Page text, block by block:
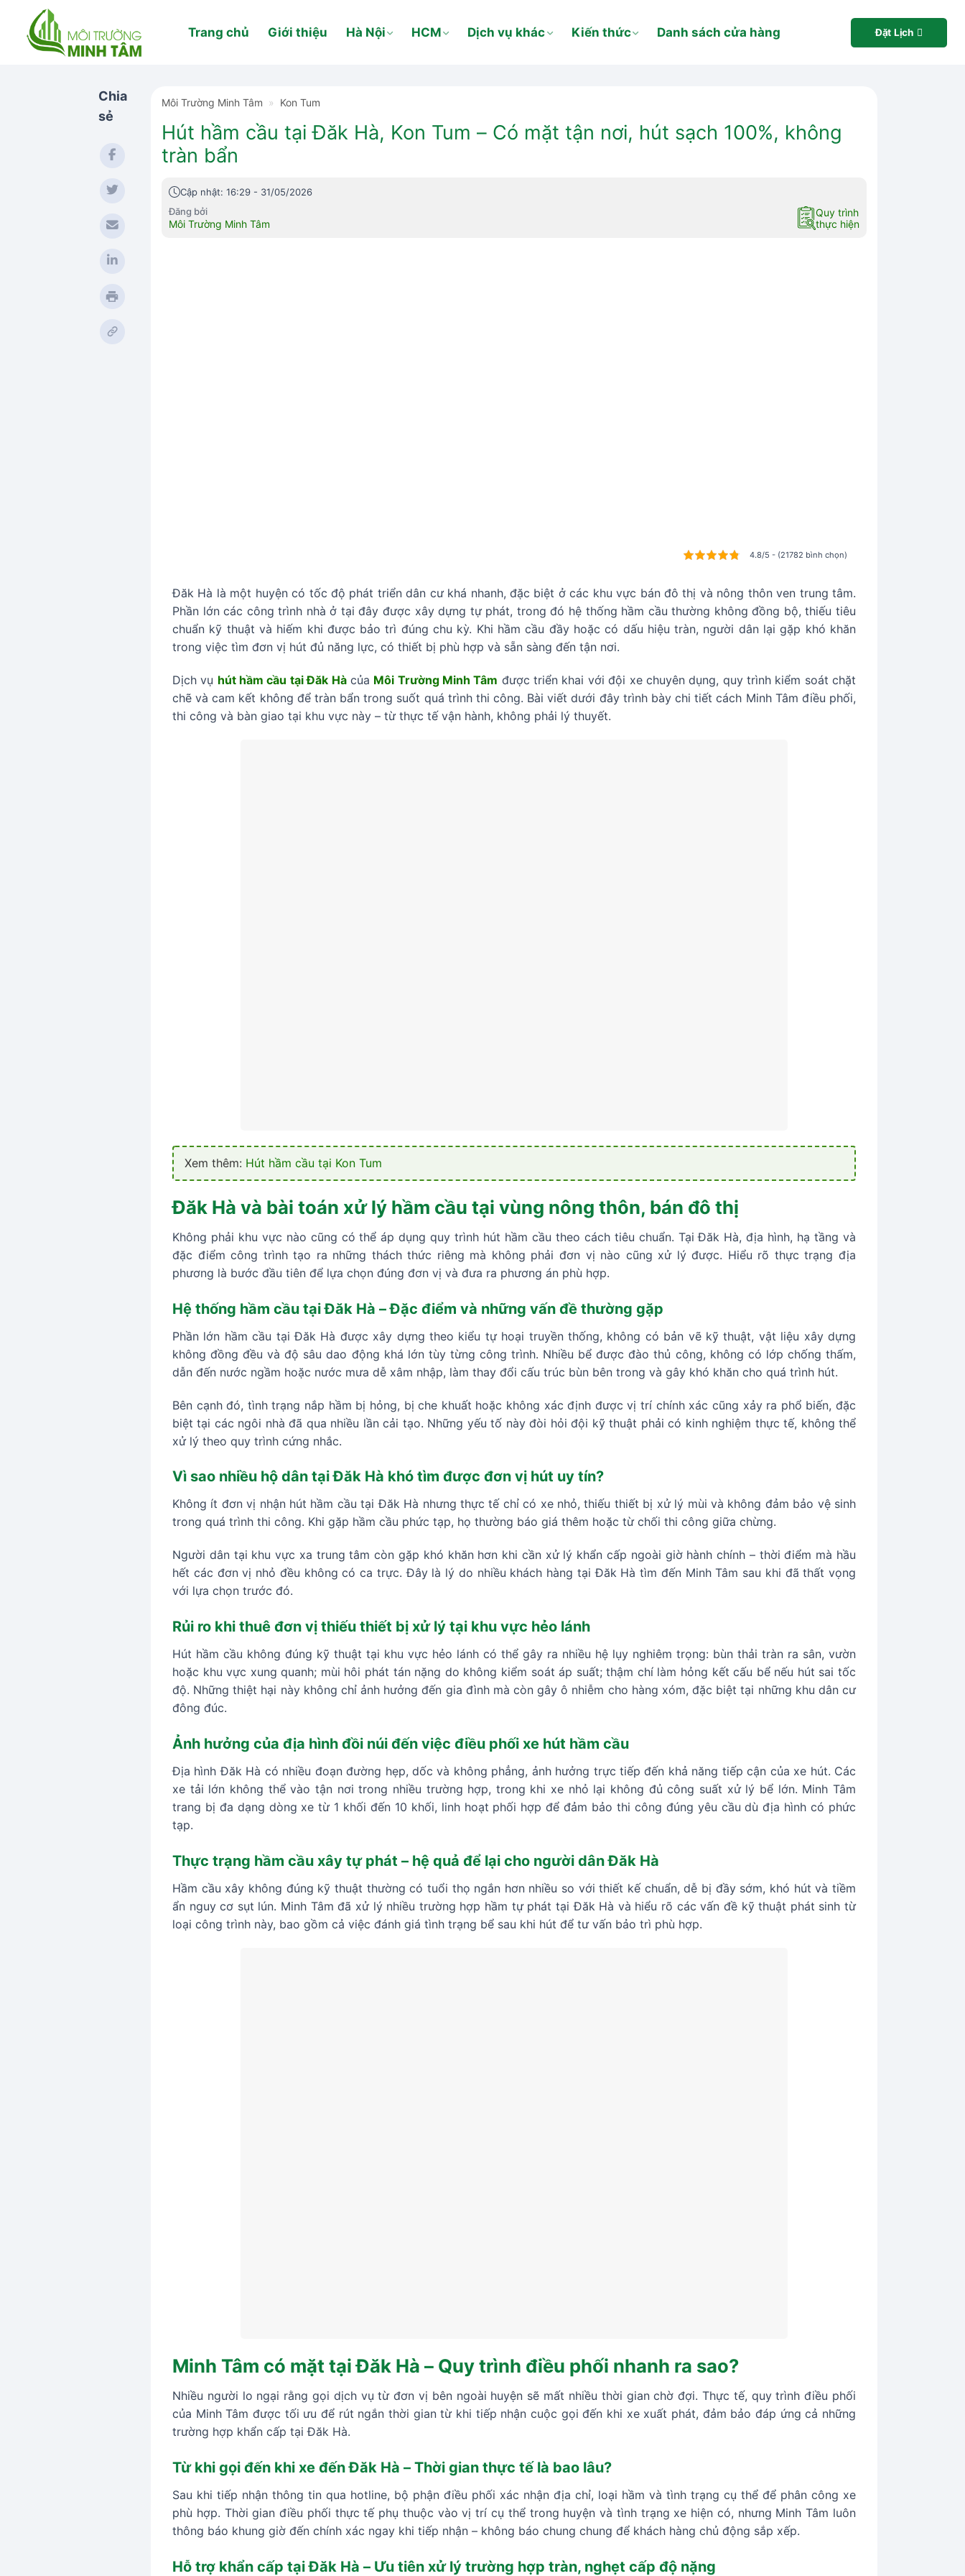
content
Trang chủ Giới thiệu Hà Nội HCM Dịch vụ khác Kiến thức Danh sách cửa hàng Đặt Lịch
Chia
sẻ
Môi Trường Minh Tâm » Kon Tum
Hút hầm cầu tại Đăk Hà, Kon Tum – Có mặt tận nơi, hút sạch 100%, không
tràn bẩn
Cập nhật: 16:29 - 31/05/2026
Đăng bởi
Môi Trường Minh Tâm
Quy trình
thực hiện
4.8/5 - (21782 bình chọn)
Đăk Hà là một huyện có tốc độ phát triển dân cư khá nhanh, đặc biệt ở các khu vực bán đô thị và nông thôn ven trung tâm.
Phần lớn các công trình nhà ở tại đây được xây dựng tự phát, trong đó hệ thống hầm cầu thường không đồng bộ, thiếu tiêu
chuẩn kỹ thuật và hiếm khi được bảo trì đúng chu kỳ. Khi hầm cầu đầy hoặc có dấu hiệu tràn, người dân lại gặp khó khăn
trong việc tìm đơn vị hút đủ năng lực, có thiết bị phù hợp và sẵn sàng đến tận nơi.
Dịch vụ hút hầm cầu tại Đăk Hàcủa Môi Trường Minh Tâm được triển khai với đội xe chuyên dụng, quy trình kiểm soát chặt
chẽ và cam kết không để tràn bẩn trong suốt quá trình thi công. Bài viết dưới đây trình bày chi tiết cách Minh Tâm điều phối,
thi công và bàn giao tại khu vực này – từ thực tế vận hành, không phải lý thuyết.
Xem thêm: Hút hầm cầu tại Kon Tum
Đăk Hà và bài toán xử lý hầm cầu tại vùng nông thôn, bán đô thị
Không phải khu vực nào cũng có thể áp dụng quy trình hút hầm cầu theo cách tiêu chuẩn. Tại Đăk Hà, địa hình, hạ tầng và
đặc điểm công trình tạo ra những thách thức riêng mà không phải đơn vị nào cũng xử lý được. Hiểu rõ thực trạng địa
phương là bước đầu tiên để lựa chọn đúng đơn vị và đưa ra phương án phù hợp.
Hệ thống hầm cầu tại Đăk Hà – Đặc điểm và những vấn đề thường gặp
Phần lớn hầm cầu tại Đăk Hà được xây dựng theo kiểu tự hoại truyền thống, không có bản vẽ kỹ thuật, vật liệu xây dựng
không đồng đều và độ sâu dao động khá lớn tùy từng công trình. Nhiều bể được đào thủ công, không có lớp chống thấm,
dẫn đến nước ngầm hoặc nước mưa dễ xâm nhập, làm thay đổi cấu trúc bùn bên trong và gây khó khăn cho quá trình hút.
Bên cạnh đó, tình trạng nắp hầm bị hỏng, bị che khuất hoặc không xác định được vị trí chính xác cũng xảy ra phổ biến, đặc
biệt tại các ngôi nhà đã qua nhiều lần cải tạo. Những yếu tố này đòi hỏi đội kỹ thuật phải có kinh nghiệm thực tế, không thể
xử lý theo quy trình cứng nhắc.
Vì sao nhiều hộ dân tại Đăk Hà khó tìm được đơn vị hút uy tín?
Không ít đơn vị nhận hút hầm cầu tại Đăk Hà nhưng thực tế chỉ có xe nhỏ, thiếu thiết bị xử lý mùi và không đảm bảo vệ sinh
trong quá trình thi công. Khi gặp hầm cầu phức tạp, họ thường báo giá thêm hoặc từ chối thi công giữa chừng.
Người dân tại khu vực xa trung tâm còn gặp khó khăn hơn khi cần xử lý khẩn cấp ngoài giờ hành chính – thời điểm mà hầu
hết các đơn vị nhỏ đều không có ca trực. Đây là lý do nhiều khách hàng tại Đăk Hà tìm đến Minh Tâm sau khi đã thất vọng
với lựa chọn trước đó.
Rủi ro khi thuê đơn vị thiếu thiết bị xử lý tại khu vực hẻo lánh
Hút hầm cầu không đúng kỹ thuật tại khu vực hẻo lánh có thể gây ra nhiều hệ lụy nghiêm trọng: bùn thải tràn ra sân, vườn
hoặc khu vực xung quanh; mùi hôi phát tán nặng do không kiểm soát áp suất; thậm chí làm hỏng kết cấu bể nếu hút sai tốc
độ. Những thiệt hại này không chỉ ảnh hưởng đến gia đình mà còn gây ô nhiễm cho hàng xóm, đặc biệt tại những khu dân cư
đông đúc.
Ảnh hưởng của địa hình đồi núi đến việc điều phối xe hút hầm cầu
Địa hình Đăk Hà có nhiều đoạn đường hẹp, dốc và không phẳng, ảnh hưởng trực tiếp đến khả năng tiếp cận của xe hút. Các
xe tải lớn không thể vào tận nơi trong nhiều trường hợp, trong khi xe nhỏ lại không đủ công suất xử lý bể lớn. Minh Tâm
trang bị đa dạng dòng xe từ 1 khối đến 10 khối, linh hoạt phối hợp để đảm bảo thi công đúng yêu cầu dù địa hình có phức
tạp.
Thực trạng hầm cầu xây tự phát – hệ quả để lại cho người dân Đăk Hà
Hầm cầu xây không đúng kỹ thuật thường có tuổi thọ ngắn hơn nhiều so với thiết kế chuẩn, dễ bị đầy sớm, khó hút và tiềm
ẩn nguy cơ sụt lún. Minh Tâm đã xử lý nhiều trường hợp hầm tự phát tại Đăk Hà và hiểu rõ các vấn đề kỹ thuật phát sinh từ
loại công trình này, bao gồm cả việc đánh giá tình trạng bể sau khi hút để tư vấn bảo trì phù hợp.
Minh Tâm có mặt tại Đăk Hà – Quy trình điều phối nhanh ra sao?
Nhiều người lo ngại rằng gọi dịch vụ từ đơn vị bên ngoài huyện sẽ mất nhiều thời gian chờ đợi. Thực tế, quy trình điều phối
của Minh Tâm được tối ưu để rút ngắn thời gian từ khi tiếp nhận cuộc gọi đến khi xe xuất phát, đảm bảo đáp ứng cả những
trường hợp khẩn cấp tại Đăk Hà.
Từ khi gọi đến khi xe đến Đăk Hà – Thời gian thực tế là bao lâu?
Sau khi tiếp nhận thông tin qua hotline, bộ phận điều phối xác nhận địa chỉ, loại hầm và tình trạng cụ thể để phân công xe
phù hợp. Thời gian điều phối thực tế phụ thuộc vào vị trí cụ thể trong huyện và tình trạng xe hiện có, nhưng Minh Tâm luôn
thông báo khung giờ đến chính xác ngay khi tiếp nhận – không báo chung chung để khách hàng chủ động sắp xếp.
Hỗ trợ khẩn cấp tại Đăk Hà – Ưu tiên xử lý trường hợp tràn, nghẹt cấp độ nặng